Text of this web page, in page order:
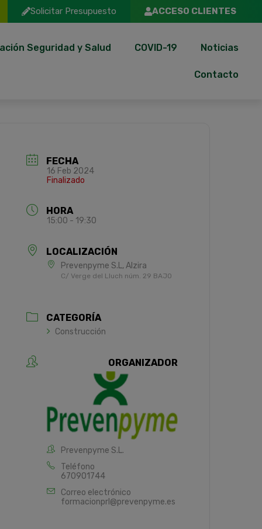
Solicitar Presupuesto ACCESO CLIENTES
Seguridad y Salud COVID-19 Noticias
Contacto
FECHA
16 Feb 2024
Finalizado
HORA
15:00 - 19:30
LOCALIZACIÓN
Prevenpyme S.L, Alzira
C/ Verge del Lluch núm. 29 BAJO
CATEGORÍA
Construcción
ORGANIZADOR
Prevenpyme S.L.
Teléfono
670901744
Correo electrónico
formacionprl@prevenpyme.es